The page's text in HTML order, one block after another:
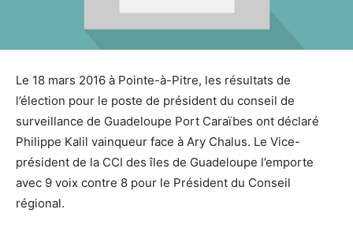
Le 18 mars 2016 à Pointe-à-Pitre, les résultats de
l’élection pour le poste de président du conseil de
surveillance de Guadeloupe Port Caraïbes ont déclaré
Philippe Kalil vainqueur face à Ary Chalus. Le Vice-
président de la CCI des îles de Guadeloupe l’emporte
avec 9 voix contre 8 pour le Président du Conseil
régional.